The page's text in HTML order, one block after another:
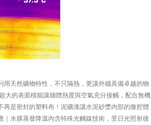
天然礦物特性，不只隔熱，更讓外牆具備卓越的物
大的表面積能讓牆體熱度與空氣充分接觸，配合無機
是密封的塑料布！泥礦漆讓水泥砂漿內部的微腔體
水膜蒸發降溫內含特殊光觸媒技術，受日光照射後